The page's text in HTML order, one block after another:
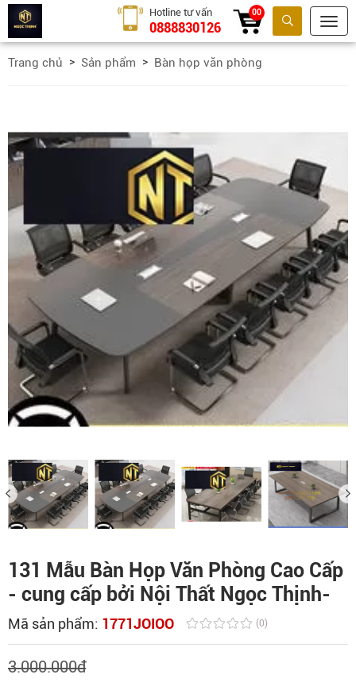
Tìm kiếm
Hotline tư vấn
0888830126
00
Trang chủ Sản phẩm Bàn họp văn phòng
131 Mẫu Bàn Họp Văn Phòng Cao Cấp
- cung cấp bởi Nội Thất Ngọc Thịnh-
Mã sản phẩm: 1771JOIOO (0)
3.000.000đ